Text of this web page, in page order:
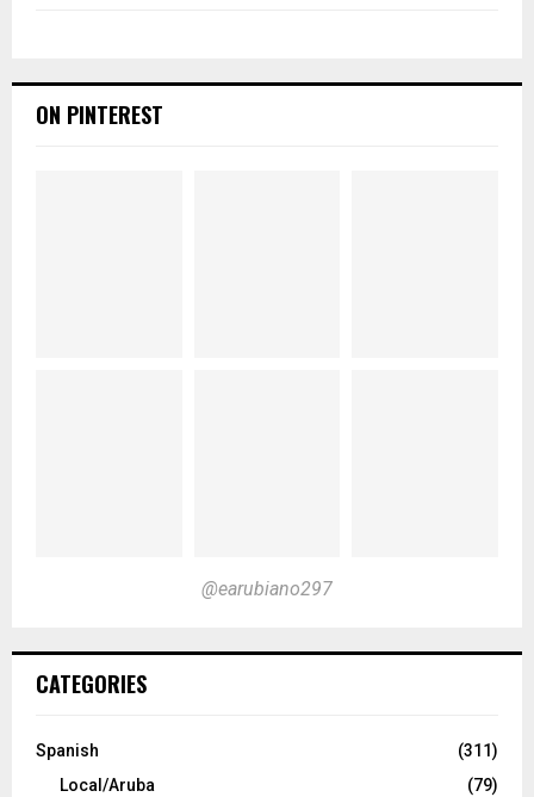
ON PINTEREST
@earubiano297
CATEGORIES
Spanish
(311)
Local/Aruba
(79)